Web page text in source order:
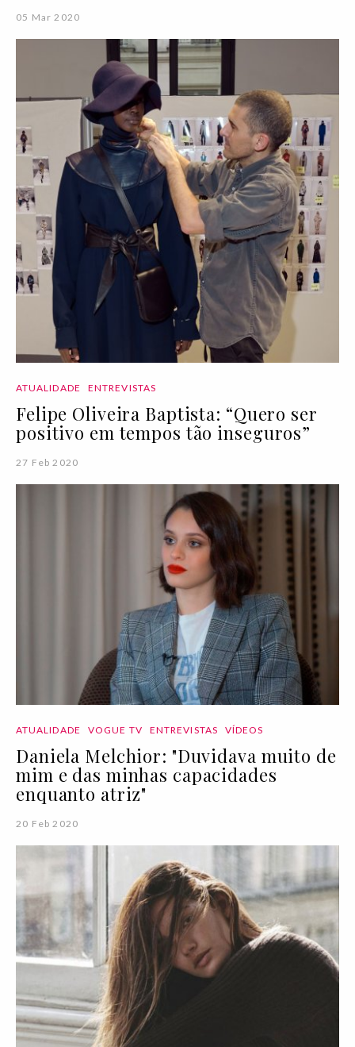
05 Mar 2020
ATUALIDADE ENTREVISTAS
Felipe Oliveira Baptista: “Quero ser
positivo em tempos tão inseguros”
27 Feb 2020
ATUALIDADE VOGUE TV ENTREVISTAS VÍDEOS
Daniela Melchior: "Duvidava muito de
mim e das minhas capacidades
enquanto atriz"
20 Feb 2020